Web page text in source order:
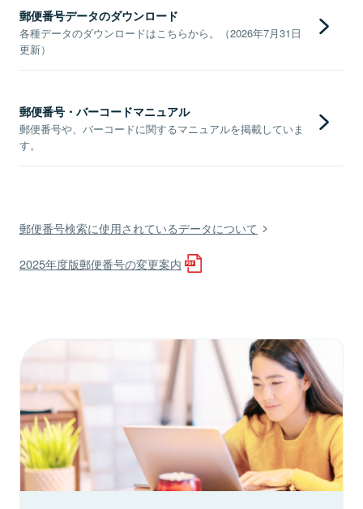
郵便番号データのダウンロード
各種データのダウンロードはこちらから。（2026年7月31日
更新）
郵便番号・バーコードマニュアル
郵便番号や、バーコードに関するマニュアルを掲載していま
す。
郵便番号検索に使用されているデータについて
2025年度版郵便番号の変更案内